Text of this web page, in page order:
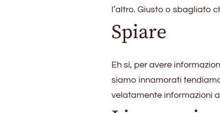
l’altro. Giusto o sbagliato
Spiare
Eh sì, per avere
siamo innamorati
velatamente informazioni